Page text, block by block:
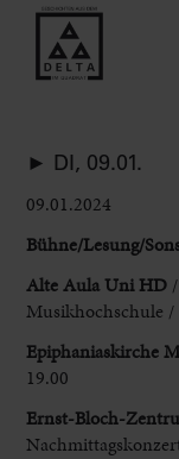
► DI, 09.01.
09.01.2024
Bühne/Lesung/
Alte Aula UniHD
Musikhochschule /
Epiphaniaskirche
19.00
Ernst-Bloch-